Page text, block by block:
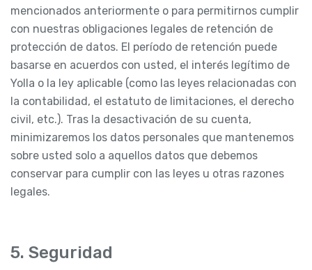
mencionados anteriormente o para permitirnos cumplir
con nuestras obligaciones legales de retención de
protección de datos. El período de retención puede
basarse en acuerdos con usted, el interés legítimo de
Yolla o la ley aplicable (como las leyes relacionadas con
la contabilidad, el estatuto de limitaciones, el derecho
civil, etc.). Tras la desactivación de su cuenta,
minimizaremos los datos personales que mantenemos
sobre usted solo a aquellos datos que debemos
conservar para cumplir con las leyes u otras razones
legales.
5. Seguridad